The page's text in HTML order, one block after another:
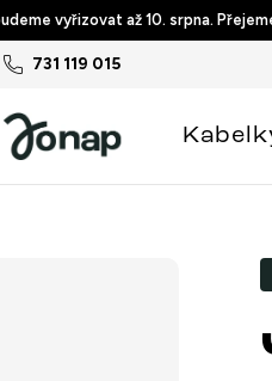
vyřizovat až 10. srpna.
731 119 015Podmínky ochrany